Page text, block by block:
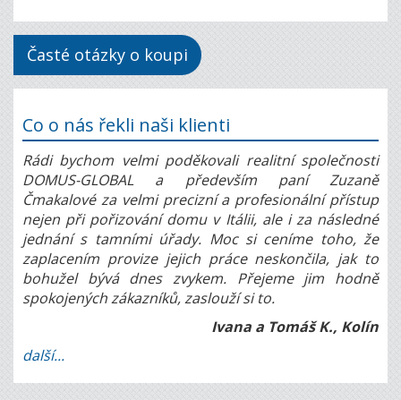
Časté otázky o koupi
Co o nás řekli naši klienti
Rádi bychom velmi poděkovali realitní společnosti
DOMUS-GLOBAL a především paní Zuzaně
Čmakalové za velmi precizní a profesionální přístup
nejen při pořizování domu v Itálii, ale i za následné
jednání s tamními úřady. Moc si ceníme toho, že
zaplacením provize jejich práce neskončila, jak to
bohužel bývá dnes zvykem. Přejeme jim hodně
spokojených zákazníků, zaslouží si to.
Ivana a Tomáš K., Kolín
další...